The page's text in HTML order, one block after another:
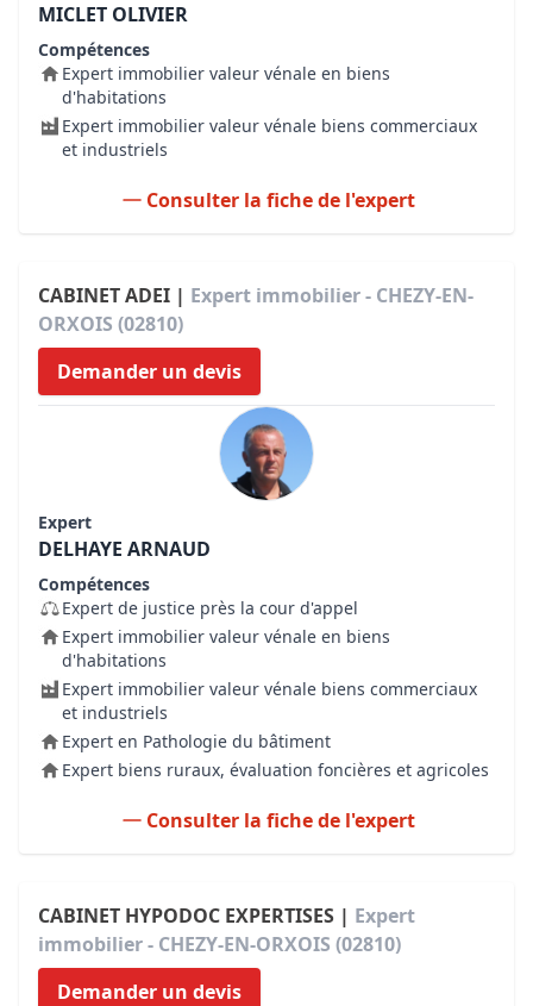
MICLET OLIVIER
Compétences
Expert immobilier valeur vénale en biens
d'habitations
Expert immobilier valeur vénale biens commerciaux
et industriels
Consulter la fiche de l'expert
CABINET ADEI | Expert immobilier - CHEZY-EN-
ORXOIS (02810)
Demander un devis
Expert
DELHAYE ARNAUD
Compétences
Expert de justice près la cour d'appel
Expert immobilier valeur vénale en biens
d'habitations
Expert immobilier valeur vénale biens commerciaux
et industriels
Expert en Pathologie du bâtiment
Expert biens ruraux, évaluation foncières et agricoles
Consulter la fiche de l'expert
CABINET HYPODOC EXPERTISES | Expert
immobilier - CHEZY-EN-ORXOIS (02810)
Demander un devis